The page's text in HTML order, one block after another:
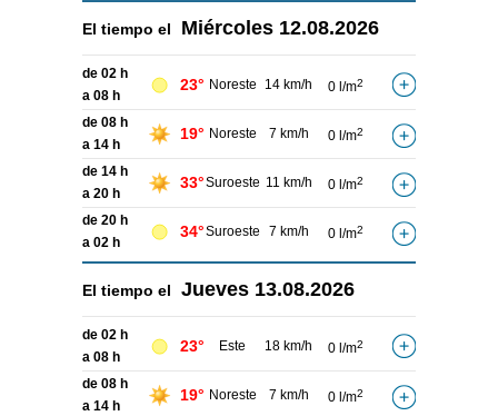
El tiempo el Miércoles 12.08.2026
de 02 h
a 08 h
23° Noreste 14 km/h 0 l/m2
de 08 h
a 14 h
19° Noreste 7 km/h 0 l/m2
de 14 h
a 20 h
33°Suroeste 11 km/h 0 l/m2
de 20 h
a 02 h
34°Suroeste 7 km/h 0 l/m2
El tiempo el Jueves 13.08.2026
de 02 h
a 08 h
23° Este 18 km/h 0 l/m2
de 08 h
a 14 h
19° Noreste 7 km/h 0 l/m2